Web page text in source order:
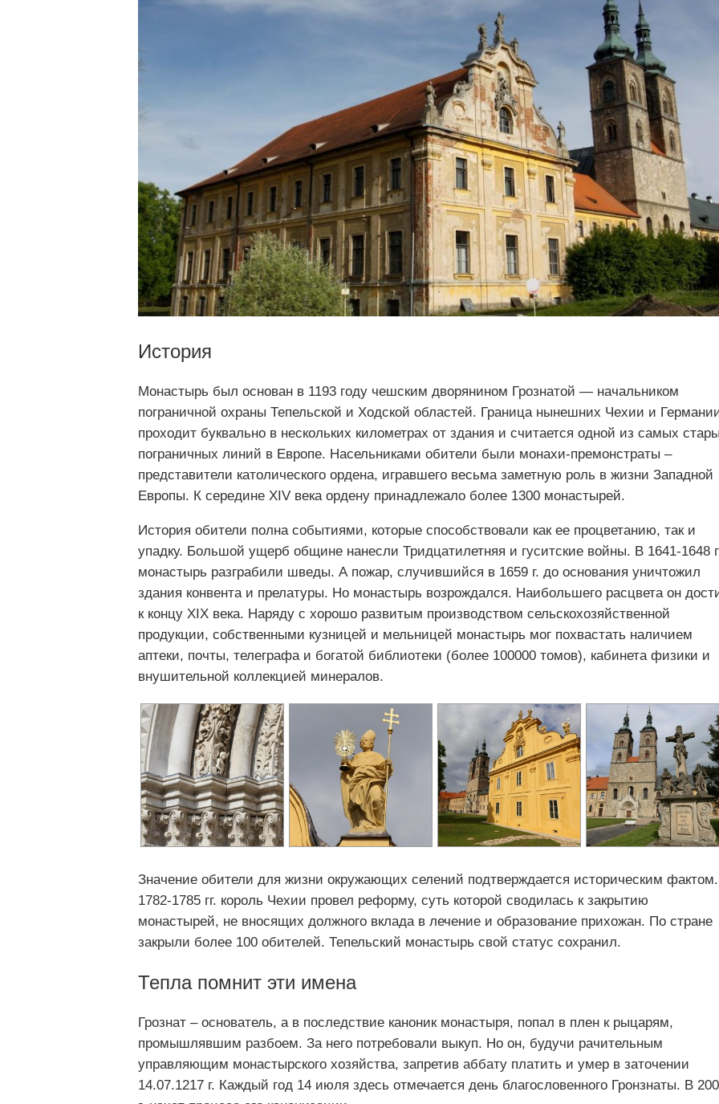
История
Монастырь был основан в 1193 году чешским дворянином Грознатой — начальником
пограничной охраны Тепельской и Ходской областей. Граница нынешних Чехии и
проходит буквально в нескольких километрах от здания и считается одной из самых
пограничных линий в Европе. Насельниками обители были монахи-премонстраты –
представители католического ордена, игравшего весьма заметную роль в жизни Западной
Европы. К середине XIV века ордену принадлежало более 1300 монастырей.
История обители полна событиями, которые способствовали как ее процветанию, так и
упадку. Большой ущерб общине нанесли Тридцатилетняя и гуситские войны. В 1641-1648
монастырь разграбили шведы. А пожар, случившийся в 1659 г. до основания уничтожил
здания конвента и прелатуры. Но монастырь возрождался. Наибольшего расцвета он
к концу XIX века. Наряду с хорошо развитым производством сельскохозяйственной
продукции, собственными кузницей и мельницей монастырь мог похвастать наличием
аптеки, почты, телеграфа и богатой библиотеки (более 100000 томов), кабинета физики и
внушительной коллекцией минералов.
Значение обители для жизни окружающих селений подтверждается историческим
1782-1785 гг. король Чехии провел реформу, суть которой сводилась к закрытию
монастырей, не вносящих должного вклада в лечение и образование прихожан. По стране
закрыли более 100 обителей. Тепельский монастырь свой статус сохранил.
Тепла помнит эти имена
Грознат – основатель, а в последствие каноник монастыря, попал в плен к рыцарям,
промышлявшим разбоем. За него потребовали выкуп. Но он, будучи рачительным
управляющим монастырского хозяйства, запретив аббату платить и умер в заточении
14.07.1217 г. Каждый год 14 июля здесь отмечается день благословенного Гронзнаты. В